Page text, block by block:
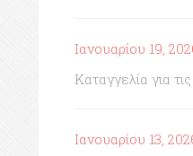
Ιανουαρίου 19,
Καταγγελία για
Ιανουαρίου 13,